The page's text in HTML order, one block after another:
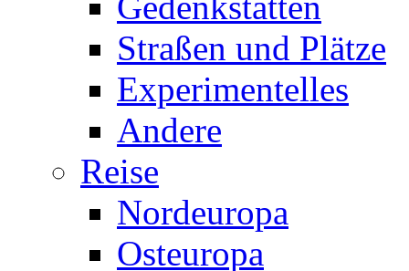
Straßen und Plätze
Experimentelles
Andere
Reise
Nordeuropa
Osteuropa